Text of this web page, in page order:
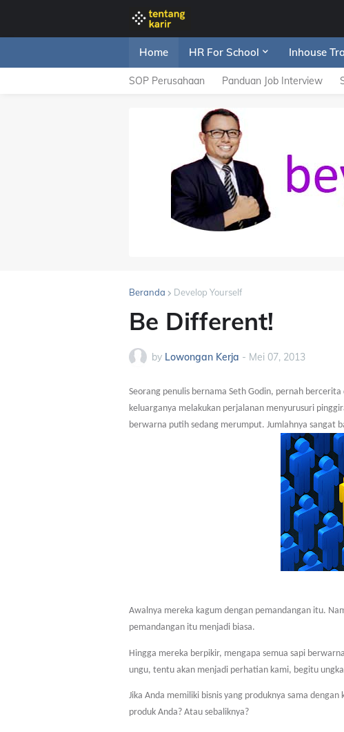
Home HR For School Inhouse
SOP Perusahaan Panduan Job Interview
Beranda Develop Yourself
Be Different!
by Lowongan Kerja - Mei 07, 2013
Seorang penulis bernama Seth Godin, pernah
keluarganya melakukan perjalanan menyurusuri
berwarna putih sedang merumput. Jumlahnya sangat
Awalnya mereka kagum dengan pemandangan itu.
pemandangan itu menjadi biasa.
Hingga mereka berpikir, mengapa semua sapi
ungu, tentu akan menjadi perhatian kami, begitu
Jika Anda memiliki bisnis yang produknya sama
produk Anda? Atau sebaliknya?